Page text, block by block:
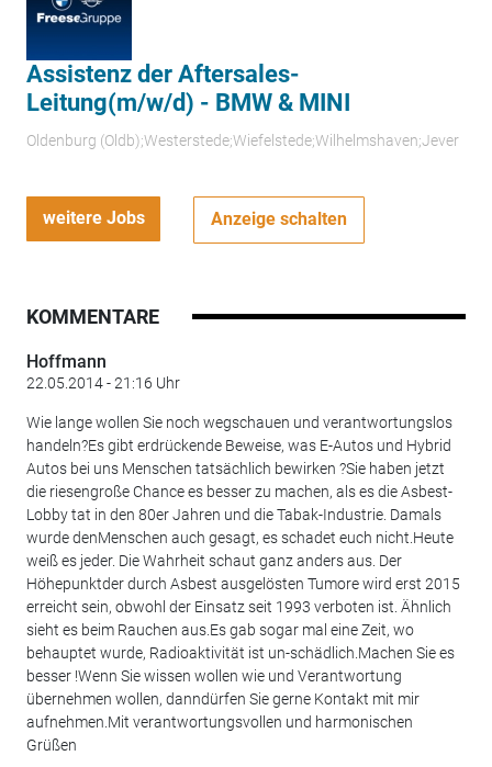
Assistenz der Aftersales-
Leitung(m/w/d) - BMW & MINI
Oldenburg (Oldb);Westerstede;Wiefelstede;Wilhelmshaven;Jever
weitere Jobs Anzeige schalten
KOMMENTARE
Hoffmann
22.05.2014 - 21:16 Uhr
Wie lange wollen Sie noch wegschauen und verantwortungslos
handeln?Es gibt erdrückende Beweise, was E-Autos und Hybrid
Autos bei uns Menschen tatsächlich bewirken ?Sie haben jetzt
die riesengroße Chance es besser zu machen, als es die Asbest-
Lobby tat in den 80er Jahren und die Tabak-Industrie. Damals
wurde denMenschen auch gesagt, es schadet euch nicht.Heute
weiß es jeder. Die Wahrheit schaut ganz anders aus. Der
Höhepunktder durch Asbest ausgelösten Tumore wird erst 2015
erreicht sein, obwohl der Einsatz seit 1993 verboten ist. Ähnlich
sieht es beim Rauchen aus.Es gab sogar mal eine Zeit, wo
behauptet wurde, Radioaktivität ist un-schädlich.Machen Sie es
besser !Wenn Sie wissen wollen wie und Verantwortung
übernehmen wollen, danndürfen Sie gerne Kontakt mit mir
aufnehmen.Mit verantwortungsvollen und harmonischen
Grüßen